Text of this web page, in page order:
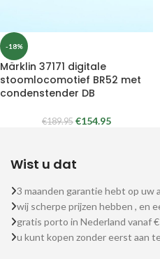
-18%
Märklin 37171 digitale
stoomlocomotief BR52 met
condenstender DB
€189.95 €154.95
Wist u dat
3 maanden garantie hebt op uw
wij scherpe prijzen hebben , en
gratis porto in Nederland vanaf
u kunt kopen zonder eerst aan